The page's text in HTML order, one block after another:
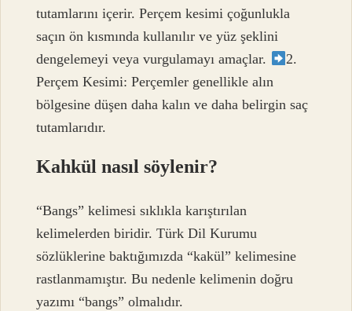
tutamlarını içerir. Perçem kesimi çoğunlukla
saçın ön kısmında kullanılır ve yüz şeklini
dengelemeyi veya vurgulamayı amaçlar.
2.
Perçem Kesimi: Perçemler genellikle alın
bölgesine düşen daha kalın ve daha belirgin saç
tutamlarıdır.
Kahkül nasıl söylenir?
“Bangs” kelimesi sıklıkla karıştırılan
kelimelerden biridir. Türk Dil Kurumu
sözlüklerine baktığımızda “kakül” kelimesine
rastlanmamıştır. Bu nedenle kelimenin doğru
yazımı “bangs” olmalıdır.